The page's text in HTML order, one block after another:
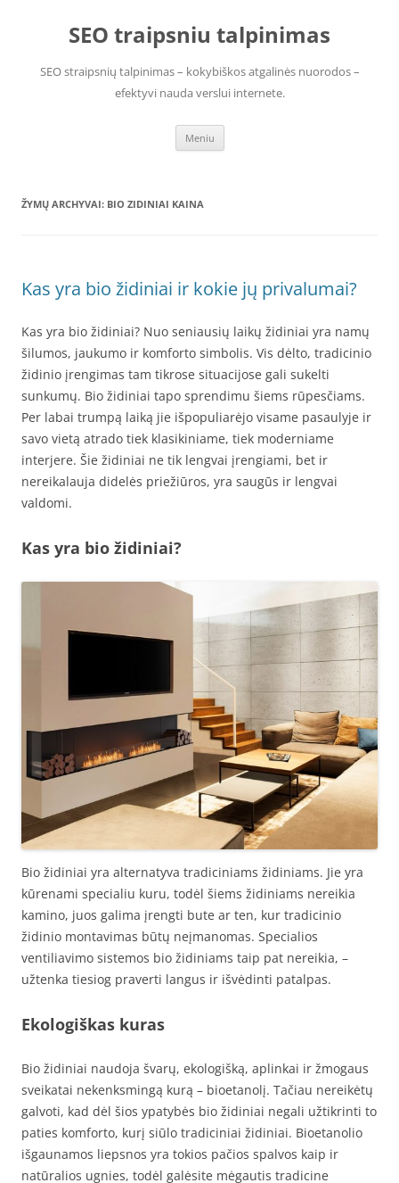
SEO traipsniu talpinimas
SEO straipsnių talpinimas – kokybiškos atgalinės nuorodos –
efektyvi nauda verslui internete.
Meniu
ŽYMŲ ARCHYVAI: BIO ZIDINIAI KAINA
Kas yra bio židiniai ir kokie jų privalumai?
Kas yra bio židiniai? Nuo seniausių laikų židiniai yra namų
šilumos, jaukumo ir komforto simbolis. Vis dėlto, tradicinio
židinio įrengimas tam tikrose situacijose gali sukelti
sunkumų. Bio židiniai tapo sprendimu šiems rūpesčiams.
Per labai trumpą laiką jie išpopuliarėjo visame pasaulyje ir
savo vietą atrado tiek klasikiniame, tiek moderniame
interjere. Šie židiniai ne tik lengvai įrengiami, bet ir
nereikalauja didelės priežiūros, yra saugūs ir lengvai
valdomi.
Kas yra bio židiniai?
Bio židiniai yra alternatyva tradiciniams židiniams. Jie yra
kūrenami specialiu kuru, todėl šiems židiniams nereikia
kamino, juos galima įrengti bute ar ten, kur tradicinio
židinio montavimas būtų neįmanomas. Specialios
ventiliavimo sistemos bio židiniams taip pat nereikia, –
užtenka tiesiog praverti langus ir išvėdinti patalpas.
Ekologiškas kuras
Bio židiniai naudoja švarų, ekologišką, aplinkai ir žmogaus
sveikatai nekenksmingą kurą – bioetanolį. Tačiau nereikėtų
galvoti, kad dėl šios ypatybės bio židiniai negali užtikrinti to
paties komforto, kurį siūlo tradiciniai židiniai. Bioetanolio
išgaunamos liepsnos yra tokios pačios spalvos kaip ir
natūralios ugnies, todėl galėsite mėgautis tradicine